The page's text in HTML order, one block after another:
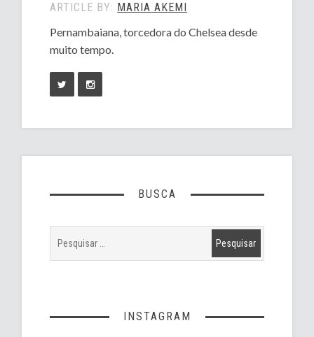
ARTICLE BY: MARIA AKEMI
Pernambaiana, torcedora do Chelsea desde
muito tempo.
BUSCA
INSTAGRAM